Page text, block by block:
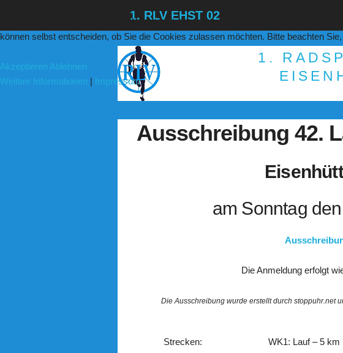
1. RLV EHST 02
1.
Ausschreibung 42.
am Sonntag
Die Anmeldung erfolgt
Die Ausschreibung wurde erstellt durch stoppuhr.net
Strecken: WK1: Lauf – 5 km
Wir nutzen Cookies auf unserer Website. Einige von ihnen sind essenziell für den
können selbst entscheiden, ob Sie die Cookies zulassen möchten. Bitte beachten
Akzeptieren Ablehnen
Weitere Informationen | Impressum